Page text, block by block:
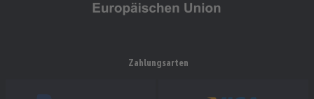
Zahlungsarten